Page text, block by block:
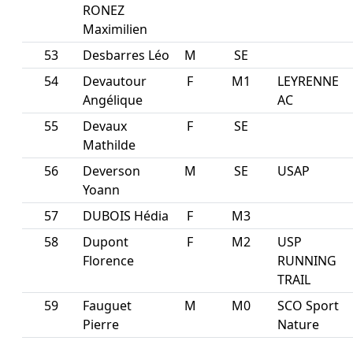
RONEZ
Maximilien
53
Desbarres Léo M
SE
54
Devautour
Angélique
F M1
LEYRENNE
AC
55
Devaux
Mathilde
F SE
56
Deverson
Yoann
M SE USAP
57 DUBOIS Hédia F
M3
58
Dupont
Florence
F M2
USP
RUNNING
TRAIL
59
Fauguet
Pierre
M M0
SCO Sport
Nature